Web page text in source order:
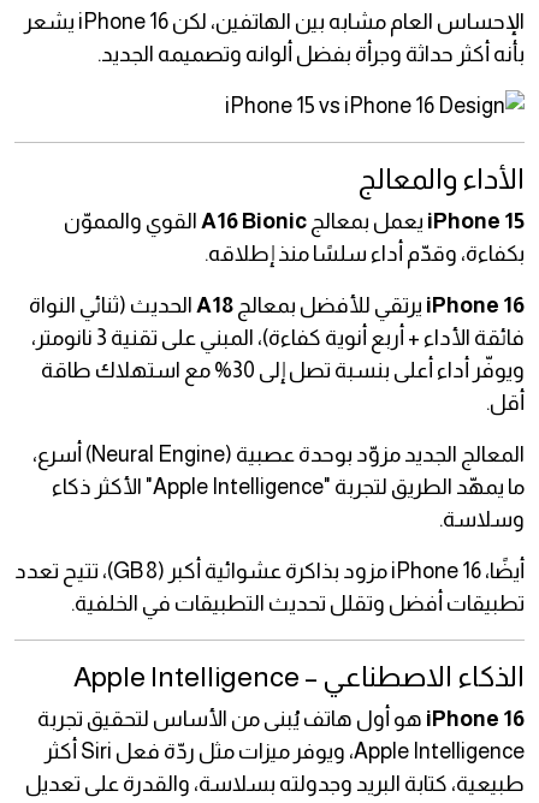
الإحساس العام مشابه بين الهاتفين، لكن iPhone 16 يشعر
بأنه أكثر حداثة وجرأة بفضل ألوانه وتصميمه الجديد.
الأداء والمعالج
iPhone 15 يعمل بمعالج A16 Bionic القوي والمموّن
بكفاءة، وقدّم أداء سلسًا منذ إطلاقه.
iPhone 16 يرتقي للأفضل بمعالج A18 الحديث (ثنائي النواة
فائقة الأداء + أربع أنوية كفاءة)، المبني على تقنية 3 نانومتر،
ويوفّر أداء أعلى بنسبة تصل إلى 30% مع استهلاك طاقة
أقل.
المعالج الجديد مزوّد بوحدة عصبية (Neural Engine) أسرع،
ما يمهّد الطريق لتجربة "Apple Intelligence" الأكثر ذكاء
وسلاسة.
أيضًا، iPhone 16 مزود بذاكرة عشوائية أكبر (8 GB)، تتيح تعدد
تطبيقات أفضل وتقلل تحديث التطبيقات في الخلفية.
الذكاء الاصطناعي – Apple Intelligence
iPhone 16 هو أول هاتف يُبنى من الأساس لتحقيق تجربة
Apple Intelligence، ويوفر ميزات مثل ردّة فعل Siri أكثر
طبيعية، كتابة البريد وجدولته بسلاسة، والقدرة على تعديل